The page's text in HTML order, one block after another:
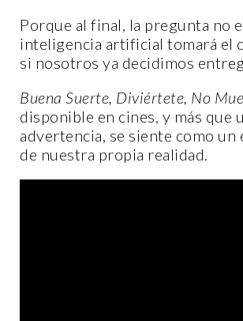
Porque al final, la pregunta no
inteligencia artificial tomará el
si nosotros ya decidimos
Buena Suerte, Diviértete, No
disponible en cines, y más que
advertencia, se siente como un
de nuestra propia realidad.